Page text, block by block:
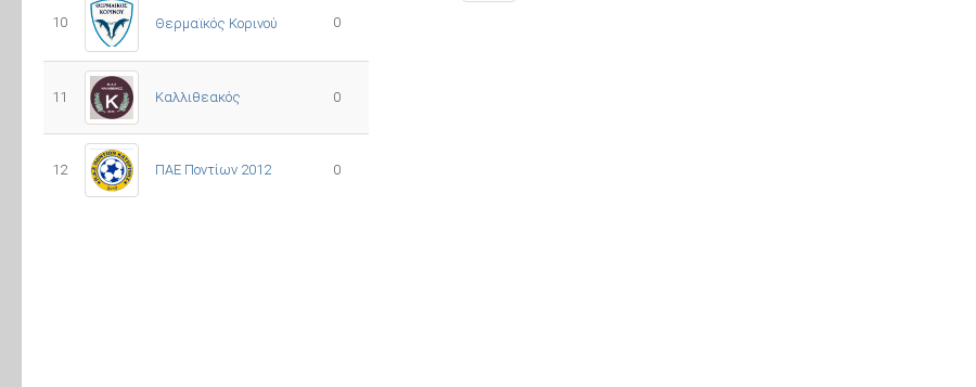
10 Θερμαϊκός Κορινού 0
11 Καλλιθεακός 0
12 ΠΑΕ Ποντίων 2012 0